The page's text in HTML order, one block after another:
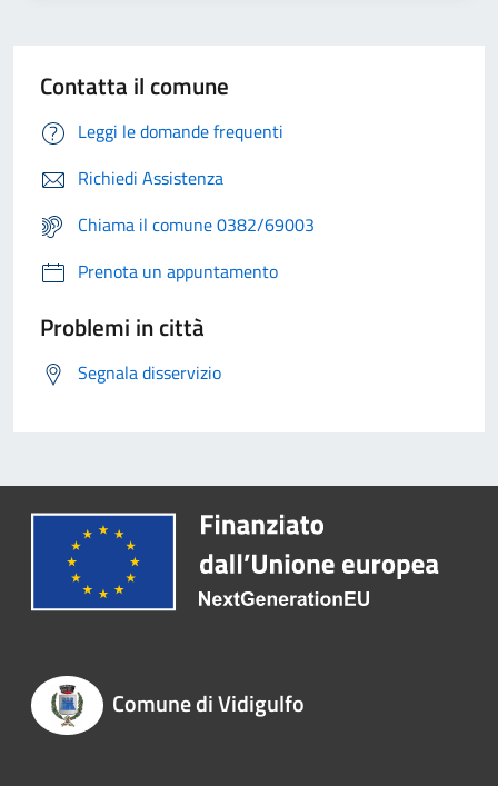
Contatta il comune
Leggi le domande frequenti
Richiedi Assistenza
Chiama il comune 0382/69003
Prenota un appuntamento
Problemi in città
Segnala disservizio
Comune di Vidigulfo